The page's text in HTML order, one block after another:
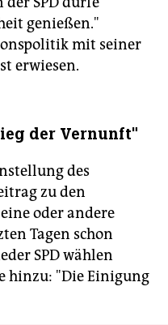
genießen."
mit seiner
erwiesen.
der Vernunft"
des
zu den
oder andere
Tagen schon
SPD wählen
hinzu: "Die Einigung